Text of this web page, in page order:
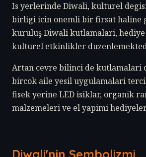
Is yerlerinde Diwali, kulturel
birligi icin onemli bir firsat haline
kuruluş Diwali kutlamalari,
kulturel etkinlikler
Artan cevre bilinci de kutlamalari
bircok aile yesil uygulamalari
fisek yerine LED isiklar, organik
malzemeleri ve el yapimi
Diwali'nin Sembolizmi